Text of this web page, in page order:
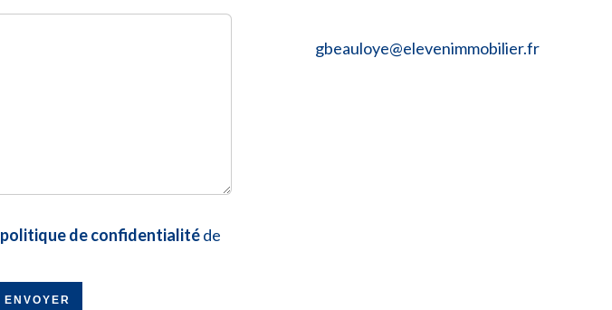
politique de confidentialitéde
ENVOYER
gbeauloye@elevenimmobilier.fr